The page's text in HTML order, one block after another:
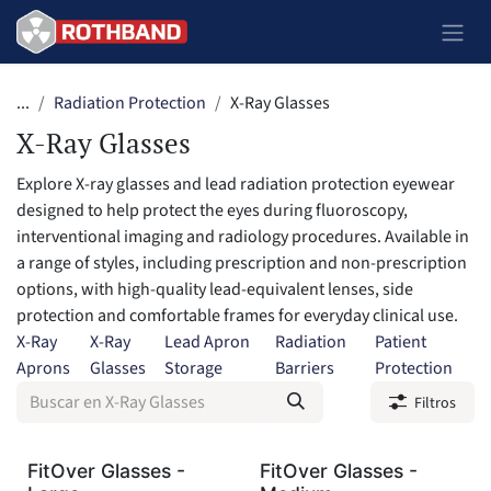
Ir al contenido
... Radiation Protection X-Ray Glasses
X-Ray Glasses
Explore X-ray glasses and lead radiation protection eyewear
designed to help protect the eyes during fluoroscopy,
interventional imaging and radiology procedures. Available in
a range of styles, including prescription and non-prescription
options, with high-quality lead-equivalent lenses, side
protection and comfortable frames for everyday clinical use.
X-Ray
Aprons
X-Ray
Glasses
Lead Apron
Storage
Radiation
Barriers
Patient
Protection
Filtros
FitOver Glasses -
FitOver Glasses -